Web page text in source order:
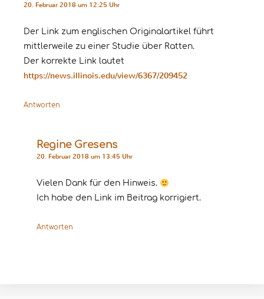
20. Februar 2018 um 12:25 Uhr
Der Link zum englischen Originalartikel führt
mittlerweile zu einer Studie über Ratten.
Der korrekte Link lautet
https://news.illinois.edu/view/6367/209452
Antworten
Regine Gresens
20. Februar 2018 um 13:45 Uhr
Vielen Dank für den Hinweis.
Ich habe den Link im Beitrag korrigiert.
Antworten